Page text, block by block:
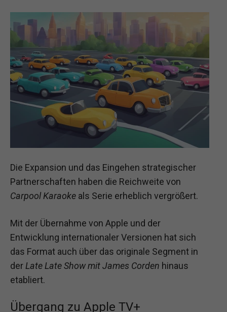
Die Expansion und das Eingehen strategischer
Partnerschaften haben die Reichweite von
Carpool Karaoke als Serie erheblich vergrößert.
Mit der Übernahme von Apple und der
Entwicklung internationaler Versionen hat sich
das Format auch über das originale Segment in
der Late Late Show mit James Corden hinaus
etabliert.
Übergang zu Apple TV+